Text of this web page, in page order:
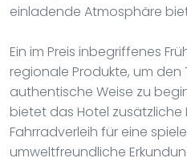
einladende Atmosphäre
Ein im Preis inbegriffenes
regionale Produkte, um
authentische Weise zu
bietet das Hotel zusätzliche
Fahrradverleih für eine
umweltfreundliche